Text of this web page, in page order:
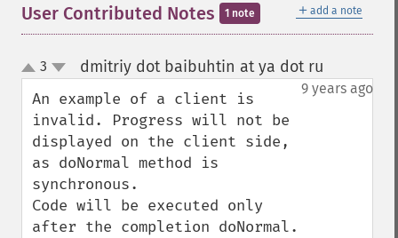
＋ add a note
User Contributed Notes 1 note
up
down
3 dmitriy dot baibuhtin at ya dot ru
9 years ago
An example of a client is
invalid. Progress will not be
displayed on the client side,
as doNormal method is
synchronous.
Code will be executed only